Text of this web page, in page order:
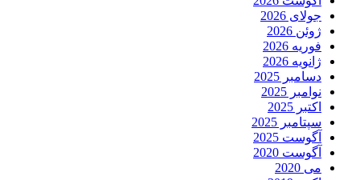
جولای 2026
ژوئن 2026
فوریه 2026
ژانویه 2026
دسامبر 2025
نوامبر 2025
اکتبر 2025
سپتامبر 2025
آگوست 2025
آگوست 2020
می 2020